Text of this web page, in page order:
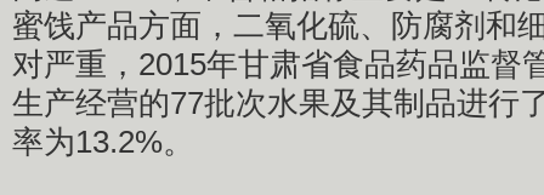
蜜饯产品方面，二氧化硫、防腐剂和
对严重，2015年甘肃省食品药品监督
生产经营的77批次水果及其制品进行
率为13.2%。